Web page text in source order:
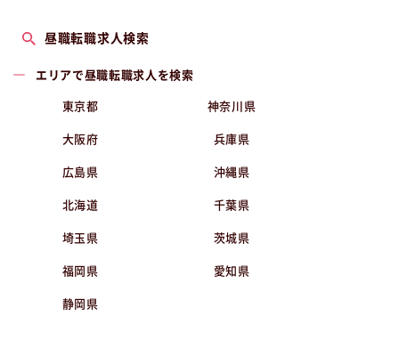
昼職転職求人検索
エリアで昼職転職求人を検索
東京都 神奈川県
大阪府 兵庫県
広島県 沖縄県
北海道 千葉県
埼玉県 茨城県
福岡県 愛知県
静岡県